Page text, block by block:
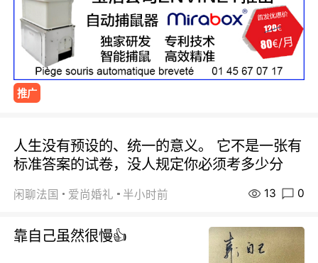
推广
人生没有预设的、统一的意义。 它不是一张有
标准答案的试卷，没人规定你必须考多少分
闲聊法国 爱尚婚礼 半小时前 13 0
靠自己虽然很慢👍